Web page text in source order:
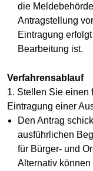
die
Antragstellung
Eintragung
Bearbeitung ist.
Verfahrensablauf
1. Stellen Sie einen
Eintragung einer
Den Antrag
ausführlichen
für Bürger- und
Alternativ